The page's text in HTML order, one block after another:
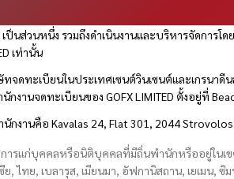
เป็นส่วนหนึ่ง รวมถึงดำเนินงานและบริหารจัดการโ
เท่านั้น
ทจดทะเบียนในประเทศเซนต์วินเซนต์และเกรนา
นักงานจดทะเบียนของ GOFX LIMITED ตั้งอยู่ที่
นักงานคือ Kavalas 24, Flat 301, 2044
ริการแก่บุคคลหรือนิติบุคคลที่มีถิ่นพำนักหรืออยู่ใน
ย, ไทย, เบลารุส, เมียนมา, อัฟกานิสถาน, เยเมน,